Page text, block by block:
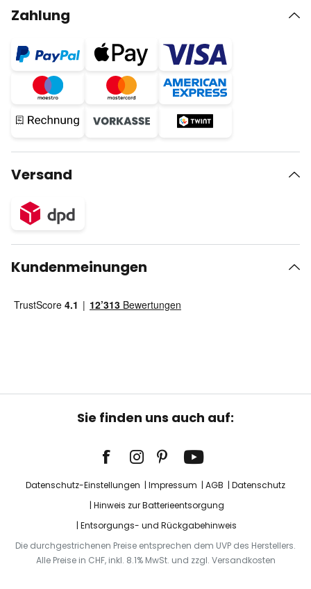
Zahlung
Versand
Kundenmeinungen
Sie finden uns auch auf:
Datenschutz-Einstellungen Impressum AGB
Datenschutz
Hinweis zur Batterieentsorgung
Entsorgungs- und Rückgabehinweis
Die durchgestrichenen Preise entsprechen dem UVP des Herstellers.
Alle Preise in CHF, inkl. 8.1% MwSt. und zzgl. Versandkosten